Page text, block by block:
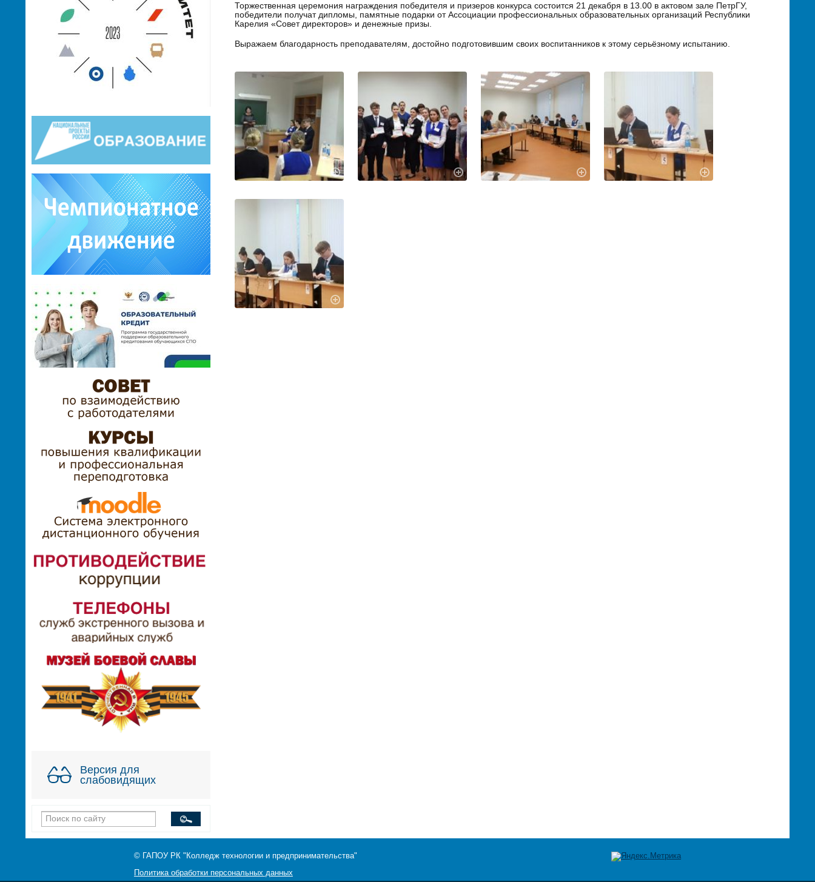
Версия для
слабовидящих
Торжественная церемония награждения победителя и призеров конкурса состоится 21 декабря в 13.00 в актовом зале ПетрГУ,
победители получат дипломы, памятные подарки от Ассоциации профессиональных образовательных организаций Республики
Карелия «Совет директоров» и денежные призы.
Выражаем благодарность преподавателям, достойно подготовившим своих воспитанников к этому серьёзному испытанию.
© ГАПОУ РК "Колледж технологии и предпринимательства"
Политика обработки персональных данных